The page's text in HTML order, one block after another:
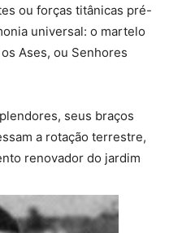
ou forças titânicas pré-
universal: o martelo
Ases, ou Senhores
seus braços
a rotação terrestre,
renovador do jardim